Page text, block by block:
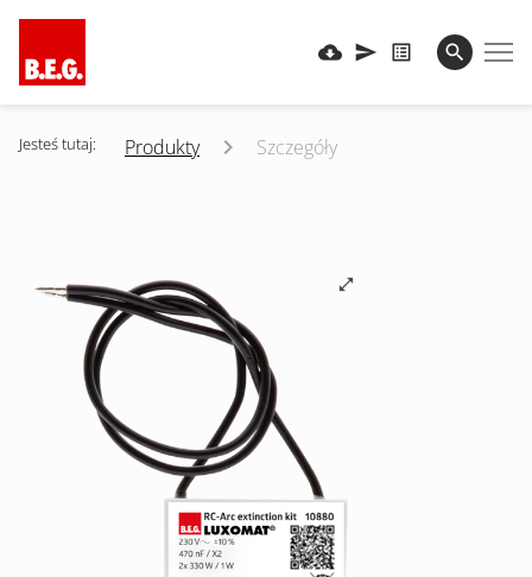
Jesteś tutaj: Produkty Szczegóły